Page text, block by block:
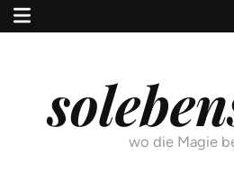
wo die Magie